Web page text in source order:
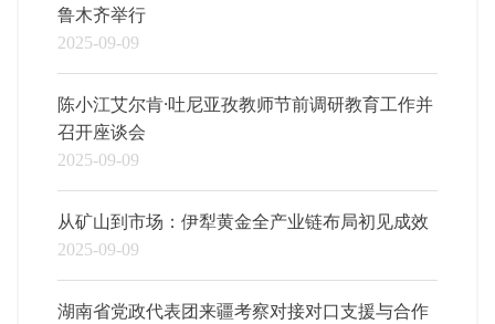
鲁木齐举行
2025-09-09
陈小江艾尔肯·吐尼亚孜教师节前调研教育工作并
召开座谈会
2025-09-09
从矿山到市场：伊犁黄金全产业链布局初见成效
2025-09-09
湖南省党政代表团来疆考察对接对口支援与合作